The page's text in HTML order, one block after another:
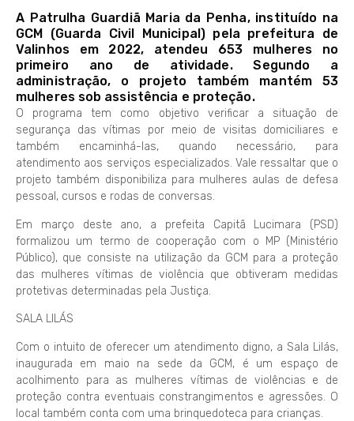
A Patrulha Guardiã Maria da Penha, instituído na
GCM (Guarda Civil Municipal) pela prefeitura de
Valinhos em 2022, atendeu 653 mulheres no
primeiro ano de atividade. Segundo a
administração, o projeto também mantém 53
mulheres sob assistência e proteção.
O programa tem como objetivo verificar a situação de
segurança das vítimas por meio de visitas domiciliares e
também encaminhá-las, quando necessário, para
atendimento aos serviços especializados. Vale ressaltar que o
projeto também disponibiliza para mulheres aulas de defesa
pessoal, cursos e rodas de conversas.
Em março deste ano, a prefeita Capitã Lucimara (PSD)
formalizou um termo de cooperação com o MP (Ministério
Público), que consiste na utilização da GCM para a proteção
das mulheres vítimas de violência que obtiveram medidas
protetivas determinadas pela Justiça.
SALA LILÁS
Com o intuito de oferecer um atendimento digno, a Sala Lilás,
inaugurada em maio na sede da GCM, é um espaço de
acolhimento para as mulheres vítimas de violências e de
proteção contra eventuais constrangimentos e agressões. O
local também conta com uma brinquedoteca para crianças.